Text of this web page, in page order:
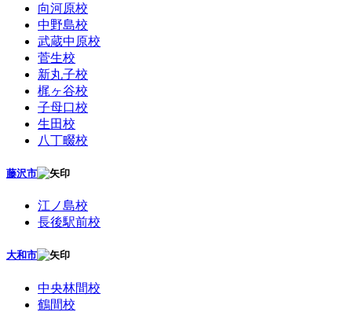
向河原校
中野島校
武蔵中原校
菅生校
新丸子校
梶ヶ谷校
子母口校
生田校
八丁畷校
藤沢市
江ノ島校
長後駅前校
大和市
中央林間校
鶴間校